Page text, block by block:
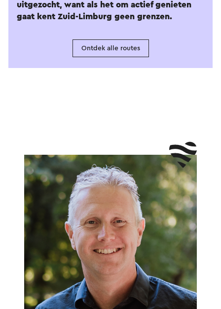
uitgezocht, want als het om actief genieten
gaat kent Zuid-Limburg geen grenzen.
Ontdek alle routes